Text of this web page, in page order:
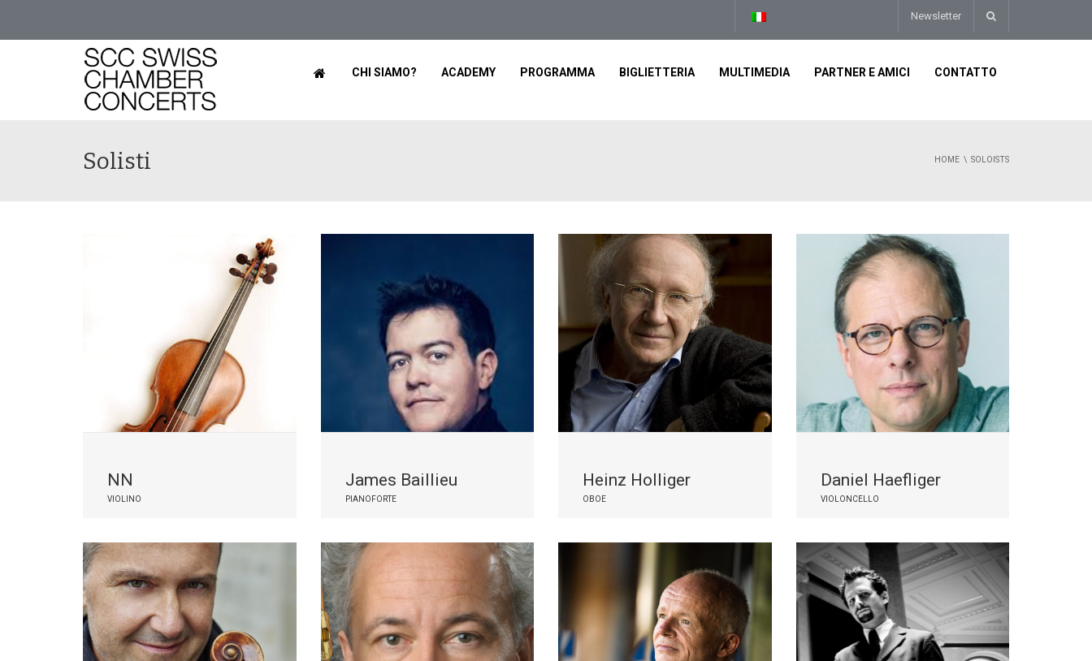
Newsletter
CHI SIAMO? ACADEMY PROGRAMMA BIGLIETTERIA MULTIMEDIA PARTNER E AMICI CONTATTO
Solisti HOME SOLOISTS
NN
VIOLINO
James Baillieu
PIANOFORTE
Heinz Holliger
OBOE
Daniel Haefliger
VIOLONCELLO